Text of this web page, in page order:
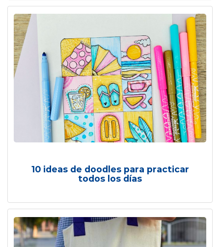
10 ideas de doodles para practicar
todos los días